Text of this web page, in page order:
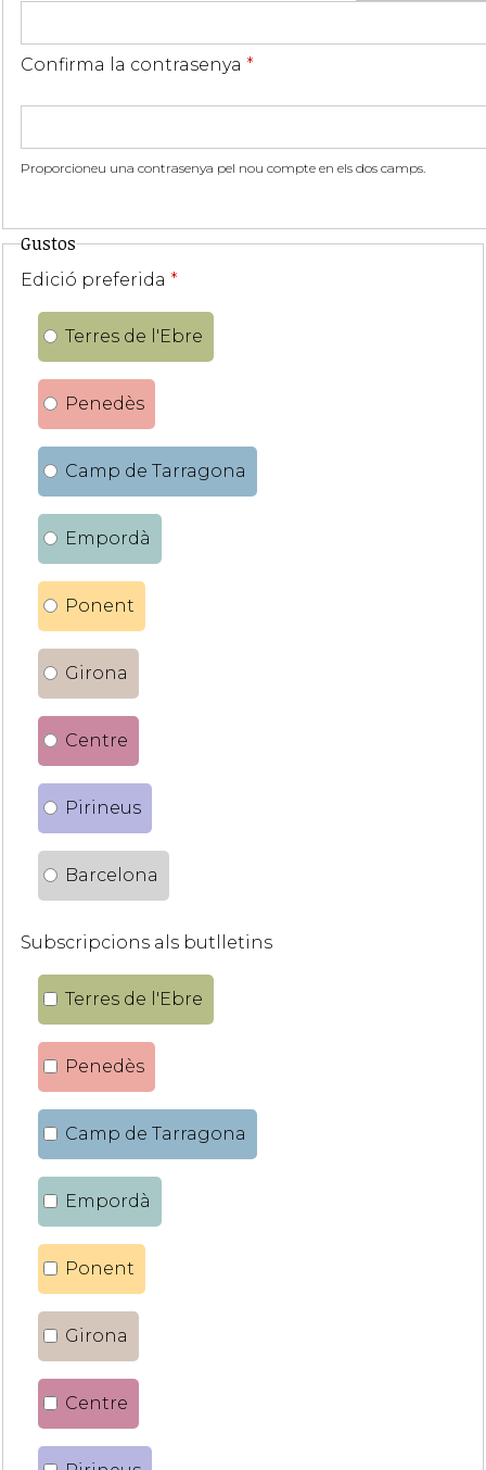
Confirma la contrasenya *
Proporcioneu una contrasenya pel nou compte en els dos camps.
Gustos
Edició preferida *
Terres de l'Ebre
Penedès
Camp de Tarragona
Empordà
Ponent
Girona
Centre
Pirineus
Barcelona
Subscripcions als butlletins
Terres de l'Ebre
Penedès
Camp de Tarragona
Empordà
Ponent
Girona
Centre